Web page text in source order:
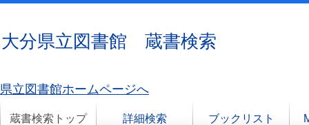
大分県立図書館 蔵書検索
県立図書館ホームページへ
蔵書検索トップ 詳細検索 ブックリスト